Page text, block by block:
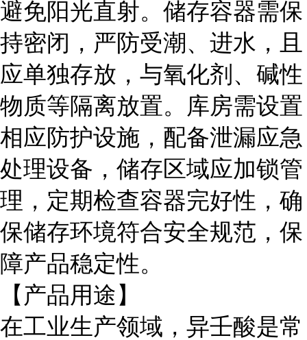
避免阳光直射。储存容器需保
持密闭，严防受潮、进水，且
应单独存放，与氧化剂、碱性
物质等隔离放置。库房需设置
相应防护设施，配备泄漏应急
处理设备，储存区域应加锁管
理，定期检查容器完好性，确
保储存环境符合安全规范，保
障产品稳定性。
【产品用途】
在工业生产领域，异壬酸是常